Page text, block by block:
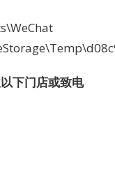
下门店或致电